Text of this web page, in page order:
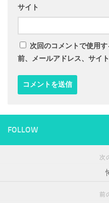
サイト
次回のコメントで使用
前、メールアドレス、サイト
FOLLOW
次
前